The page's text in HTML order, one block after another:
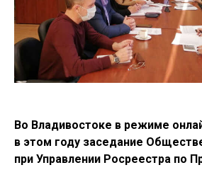
Во Владивостоке в режиме
в этом году заседание
при Управлении Росреестра по